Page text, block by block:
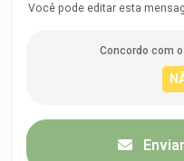
Você pode editar esta
Concordo com